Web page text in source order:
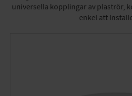
universella kopplingar av plaströr,
enkel att